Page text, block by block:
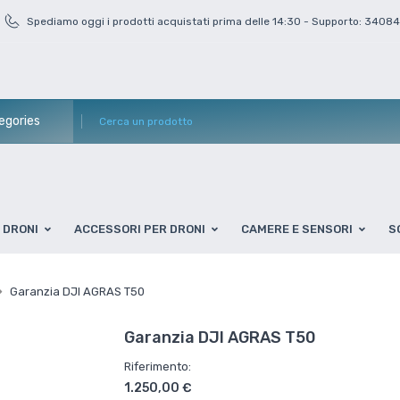
Spediamo oggi i prodotti acquistati prima delle 14:30 - Supporto:
DRONI ACCESSORI PER DRONI CAMERE E SENSORI
Garanzia DJI AGRAS T50
Garanzia DJI AGRAS T50
Riferimento:
1.250,00 €